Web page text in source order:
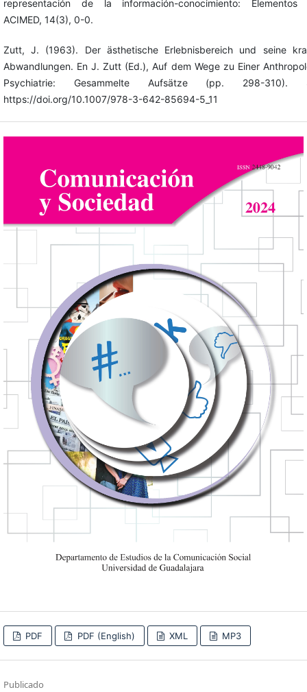
representación de la información-conocimiento: Elementos
ACIMED, 14(3), 0-0.
Zutt, J. (1963). Der ästhetische Erlebnisbereich und seine
Abwandlungen. En J. Zutt (Ed.), Auf dem Wege zu Einer
Psychiatrie: Gesammelte Aufsätze (pp. 298-310).
https://doi.org/10.1007/978-3-642-85694-5_11
PDF PDF (English) XML MP3
Publicado